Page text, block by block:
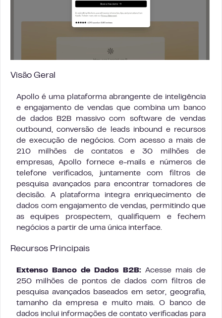
Visão Geral
Apollo é uma plataforma abrangente de inteligência
e engajamento de vendas que combina um banco
de dados B2B massivo com software de vendas
outbound, conversão de leads inbound e recursos
de execução de negócios. Com acesso a mais de
210 milhões de contatos e 30 milhões de
empresas, Apollo fornece e-mails e números de
telefone verificados, juntamente com filtros de
pesquisa avançados para encontrar tomadores de
decisão. A plataforma integra enriquecimento de
dados com engajamento de vendas, permitindo que
as equipes prospectem, qualifiquem e fechem
negócios a partir de uma única interface.
Recursos Principais
Extenso Banco de Dados B2B: Acesse mais de
250 milhões de pontos de dados com filtros de
pesquisa avançados baseados em setor, geografia,
tamanho da empresa e muito mais. O banco de
dados inclui informações de contato verificadas para